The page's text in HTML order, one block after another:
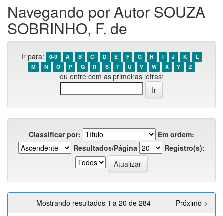
Navegando por Autor SOUZA
SOBRINHO, F. de
Ir para: 0-9 A B C D E F G H I J K
L
M
N O P Q R S T U V W X Y Z
ou entre com as primeiras letras:
Classificar por:
Em ordem:
Resultados/Página
Registro(s):
Mostrando resultados 1 a 20 de 284
Próximo >